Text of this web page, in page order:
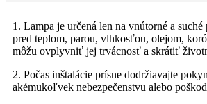
1. Lampa je určená len na vnútorné a
pred teplom, parou, vlhkosťou, olejom,
môžu ovplyvniť jej trvácnosť a skrátiť
2. Počas inštalácie prísne dodržiavajte
akémukoľvek nebezpečenstvu alebo